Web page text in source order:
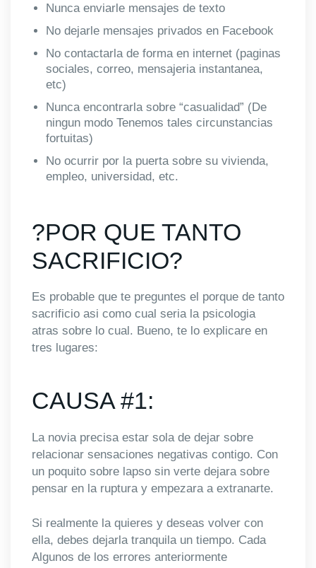
Nunca enviarle mensajes de texto
No dejarle mensajes privados en Facebook
No contactarla de forma en internet (paginas
sociales, correo, mensajeria instantanea,
etc)
Nunca encontrarla sobre “casualidad” (De
ningun modo Tenemos tales circunstancias
fortuitas)
No ocurrir por la puerta sobre su vivienda,
empleo, universidad, etc.
?POR QUE TANTO
SACRIFICIO?
Es probable que te preguntes el porque de tanto
sacrificio asi­ como cual seri­a la psicologia
atras sobre lo cual. Bueno, te lo explicare en
tres lugares:
CAUSA #1:
La novia precisa estar sola de dejar sobre
relacionar sensaciones negativas contigo. Con
un poquito sobre lapso sin verte dejara sobre
pensar en la ruptura y empezara a extranarte.
Si realmente la quieres y deseas volver con
ella, debes dejarla tranquila un tiempo. Cada
Algunos de los errores anteriormente